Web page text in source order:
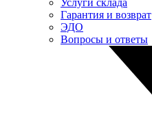
Услуги склада
Гарантия и возврат
ЭДО
Вопросы и ответы